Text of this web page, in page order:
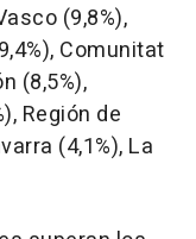
(9,8%),
Comunitat
(8,5%),
Región de
(4,1%), La